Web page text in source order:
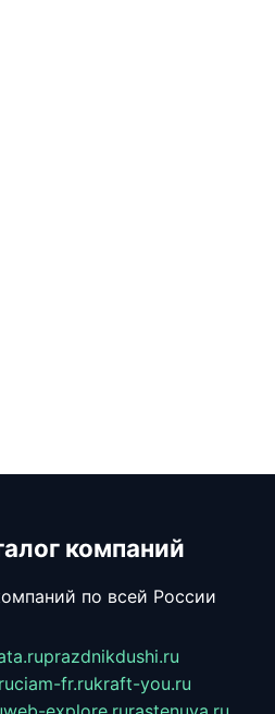
компаний
по всей России
prazdnikdushi.ru
ciam-fr.rukraft-you.ru